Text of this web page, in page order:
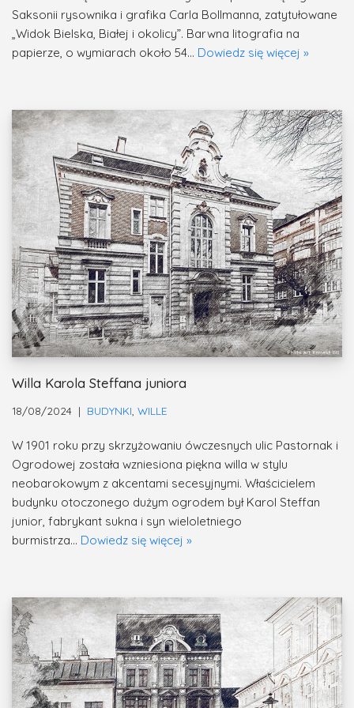
Saksonii rysownika i grafika Carla Bollmanna, zatytułowane
„Widok Bielska, Białej i okolicy”. Barwna litografia na
papierze, o wymiarach około 54… Dowiedz się więcej »
Willa Karola Steffana juniora
18/08/2024 BUDYNKI WILLE
W 1901 roku przy skrzyżowaniu ówczesnych ulic Pastornak i
Ogrodowej została wzniesiona piękna willa w stylu
neobarokowym z akcentami secesyjnymi. Właścicielem
budynku otoczonego dużym ogrodem był Karol Steffan
junior, fabrykant sukna i syn wieloletniego
burmistrza… Dowiedz się więcej »